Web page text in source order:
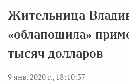
Жительница
«облапошила»
тысяч долларов
9 янв. 2020 г., 18:10:37